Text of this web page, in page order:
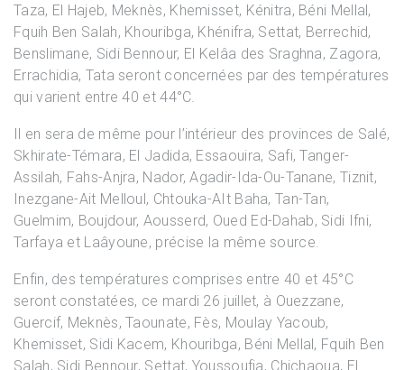
Taza, El Hajeb, Meknès, Khemisset, Kénitra, Béni Mellal,
Fquih Ben Salah, Khouribga, Khénifra, Settat, Berrechid,
Benslimane, Sidi Bennour, El Kelâa des Sraghna, Zagora,
Errachidia, Tata seront concernées par des températures
qui varient entre 40 et 44°C.
Il en sera de même pour l’intérieur des provinces de Salé,
Skhirate-Témara, El Jadida, Essaouira, Safi, Tanger-
Assilah, Fahs-Anjra, Nador, Agadir-Ida-Ou-Tanane, Tiznit,
Inezgane-Ait Melloul, Chtouka-AIt Baha, Tan-Tan,
Guelmim, Boujdour, Aousserd, Oued Ed-Dahab, Sidi Ifni,
Tarfaya et Laâyoune, précise la même source.
Enfin, des températures comprises entre 40 et 45°C
seront constatées, ce mardi 26 juillet, à Ouezzane,
Guercif, Meknès, Taounate, Fès, Moulay Yacoub,
Khemisset, Sidi Kacem, Khouribga, Béni Mellal, Fquih Ben
Salah, Sidi Bennour, Settat, Youssoufia, Chichaoua, El